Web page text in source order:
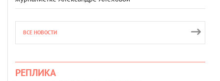
ВСЕ НОВОСТИ
РЕПЛИКА